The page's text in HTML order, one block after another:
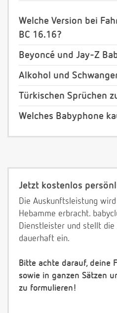
Welche Version bei
BC 16.16?
Beyoncé und Jay-Z
Alkohol und
Türkischen Sprüchen
Welches Babyphone
Jetzt kostenlos
Die Auskunftsleistung
Hebamme erbracht.
Dienstleister und stellt
dauerhaft ein.
Bitte achte darauf, deine
sowie in ganzen Sätzen
zu formulieren!